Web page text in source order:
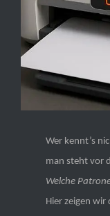
Wer kennt’s
man steht vor
Welche
Hier zeigen